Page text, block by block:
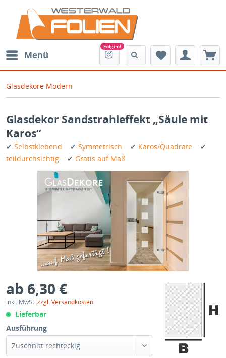
Menü
Glasdekore Modern
Glasdekor Sandstrahleffekt „Säule mit
Karos“
✔ Selbstklebend ✔ Symmetrisch ✔ Karos/Quadrate ✔
teildurchsichtig ✔ Gratis auf Maß
ab 6,30 €
inkl. MwSt.zzgl. Versandkosten
Lieferbar
Ausführung
Zuschnitt rechteckig